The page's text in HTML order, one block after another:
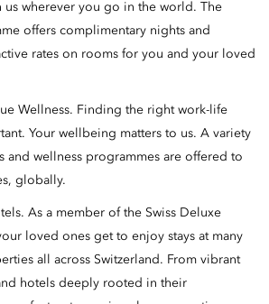
us wherever you go in the world. The
offers complimentary nights and
rates on rooms for you and your loved
Wellness. Finding the right work-life
Your wellbeing matters to us. A variety
and wellness programmes are offered to
globally.
As a member of the Swiss Deluxe
loved ones get to enjoy stays at many
all across Switzerland. From vibrant
hotels deeply rooted in their